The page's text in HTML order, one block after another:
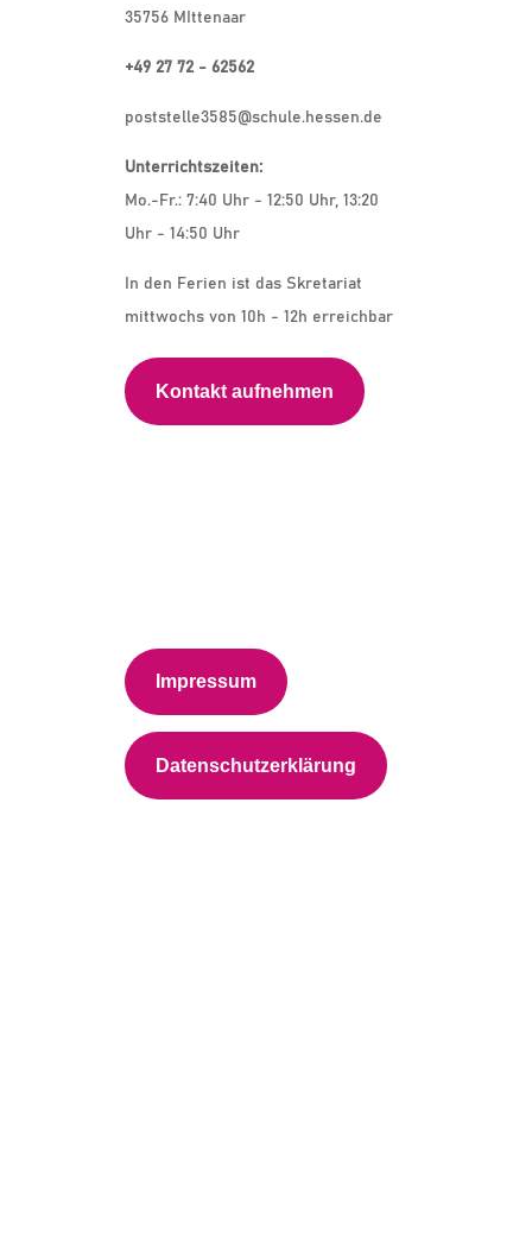
35756 MIttenaar
+49 27 72 - 62562
poststelle3585@schule.hessen.de
Unterrichtszeiten:
Mo.-Fr.: 7:40 Uhr - 12:50 Uhr, 13:20
Uhr - 14:50 Uhr
In den Ferien ist das Skretariat
mittwochs von 10h - 12h erreichbar
Kontakt aufnehmen
Impressum
Datenschutzerklärung